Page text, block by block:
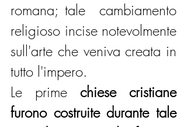
romana; tale  cambiamento
religioso incise notevolmente
sull'arte che veniva creata in
tutto l'impero.
Le prime chiese cristiane
furono costruite durante tale